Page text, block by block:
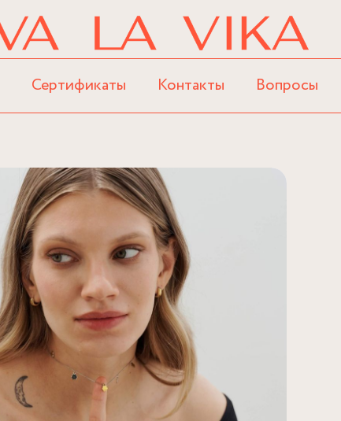
Сертификаты Контакты Вопросы